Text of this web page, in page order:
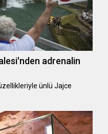
adrenalin
ünlü Jajce